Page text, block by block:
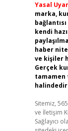
Yasal
marka,
kendi
haber
ve kişiler
Gerçek
Sitemiz,
ve İletişim
Sağlayıcı